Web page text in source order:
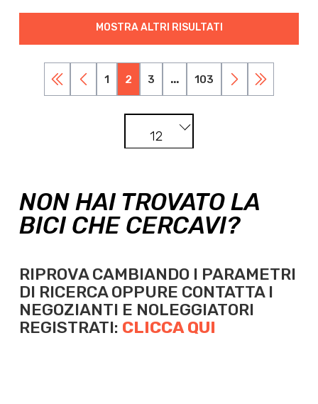
MOSTRA ALTRI RISULTATI
1 2 3 ... 103
12
NON HAI TROVATO LA
BICI CHE CERCAVI?
RIPROVA CAMBIANDO I PARAMETRI
DI RICERCA OPPURE CONTATTA I
NEGOZIANTI E NOLEGGIATORI
REGISTRATI: CLICCA QUI